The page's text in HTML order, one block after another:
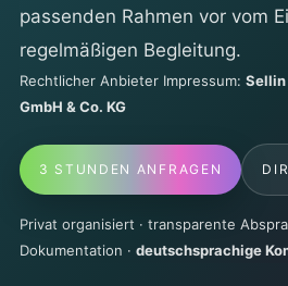
passenden Rahmen vor vom
regelmäßigen Begleitung.
Rechtlicher Anbieter Impressum: Sellin
GmbH & Co. KG
3 STUNDEN ANFRAGEN
Privat organisiert · transparente
Dokumentation · deutschsprachige